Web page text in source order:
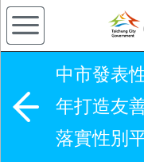
中市發表
年打造友
落實性別